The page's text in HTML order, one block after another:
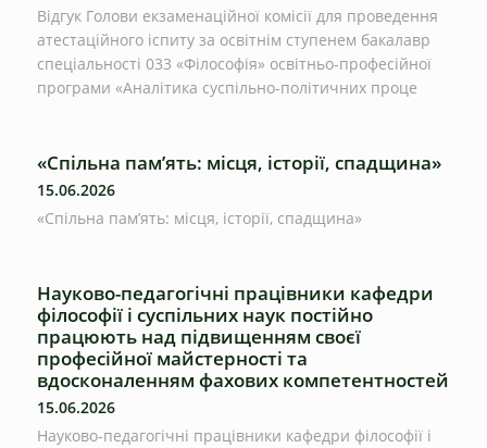
Відгук Голови екзаменаційної комісії для проведення
атестаційного іспиту за освітнім ступенем бакалавр
спеціальності 033 «Філософія» освітньо-професійної
програми «Аналітика суспільно-політичних проце
«Спільна пам’ять: місця, історії, спадщина»
15.06.2026
«Спільна пам’ять: місця, історії, спадщина»
Науково-педагогічні працівники кафедри
філософії і суспільних наук постійно
працюють над підвищенням своєї
професійної майстерності та
вдосконаленням фахових компетентностей
15.06.2026
Науково-педагогічні працівники кафедри філософії і